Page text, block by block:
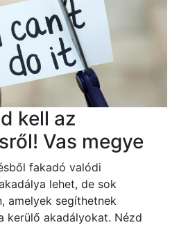
kell az
Vas megye
fakadó valódi
lehet, de sok
amelyek segíthetnek
kerülő akadályokat. Nézd